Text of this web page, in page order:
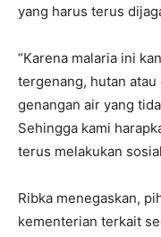
yang harus terus
“Karena malaria ini
tergenang, hutan
genangan air yang
Sehingga kami
terus melakukan
Ribka menegaskan,
kementerian terkait